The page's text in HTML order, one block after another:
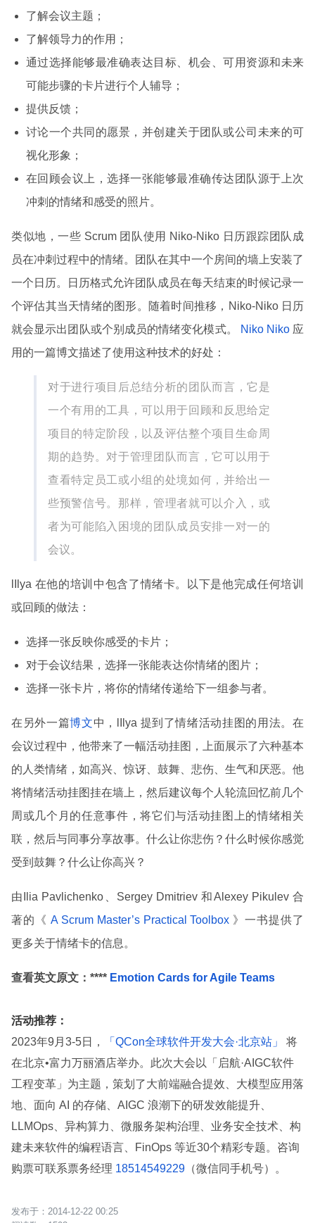
了解会议主题；
了解领导力的作用；
通过选择能够最准确表达目标、机会、可用资源和未来
可能步骤的卡片进行个人辅导；
提供反馈；
讨论一个共同的愿景，并创建关于团队或公司未来的可
视化形象；
在回顾会议上，选择一张能够最准确传达团队源于上次
冲刺的情绪和感受的照片。
类似地，一些 Scrum 团队使用 Niko-Niko 日历跟踪团队成
员在冲刺过程中的情绪。团队在其中一个房间的墙上安装了
一个日历。日历格式允许团队成员在每天结束的时候记录一
个评估其当天情绪的图形。随着时间推移，Niko-Niko 日历
就会显示出团队或个别成员的情绪变化模式。
Niko Niko 应
用的一篇博文描述了使用这种技术的好处：
对于进行项目后总结分析的团队而言，它是
一个有用的工具，可以用于回顾和反思给定
项目的特定阶段，以及评估整个项目生命周
期的趋势。对于管理团队而言，它可以用于
查看特定员工或小组的处境如何，并给出一
些预警信号。那样，管理者就可以介入，或
者为可能陷入困境的团队成员安排一对一的
会议。
lIlya 在他的培训中包含了情绪卡。以下是他完成任何培训
或回顾的做法：
选择一张反映你感受的卡片；
对于会议结果，选择一张能表达你情绪的图片；
选择一张卡片，将你的情绪传递给下一组参与者。
在另外一篇博文中，lIlya 提到了情绪活动挂图的用法。在
会议过程中，他带来了一幅活动挂图，上面展示了六种基本
的人类情绪，如高兴、惊讶、鼓舞、悲伤、生气和厌恶。他
将情绪活动挂图挂在墙上，然后建议每个人轮流回忆前几个
周或几个月的任意事件，将它们与活动挂图上的情绪相关
联，然后与同事分享故事。什么让你悲伤？什么时候你感觉
受到鼓舞？什么让你高兴？
由Ilia Pavlichenko、Sergey Dmitriev 和Alexey Pikulev 合
著的《 A Scrum Master’s Practical Toolbox 》一书提供了
更多关于情绪卡的信息。
查看英文原文：**** Emotion Cards for Agile Teams
活动推荐：
2023年9月3-5日，
「QCon全球软件开发大会·北京站」
将
在北京•富力万丽酒店举办。此次大会以「启航·AIGC软件
工程变革」为主题，策划了大前端融合提效、大模型应用落
地、面向 AI 的存储、AIGC 浪潮下的研发效能提升、
LLMOps、异构算力、微服务架构治理、业务安全技术、构
建未来软件的编程语言、FinOps 等近30个精彩专题。咨询
购票可联系票务经理 18514549229 （微信同手机号）。
2014-12-22 00:25